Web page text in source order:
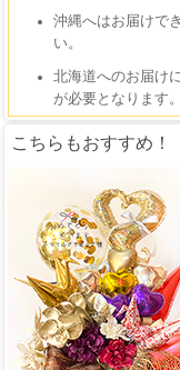
こちらもおすすめ！